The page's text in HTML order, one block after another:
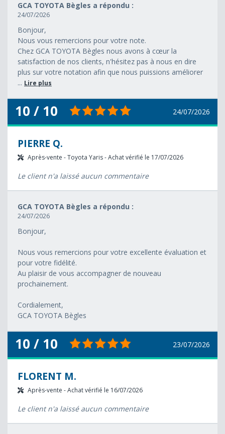
GCA TOYOTA Bègles a répondu :
24/07/2026
Bonjour,
Nous vous remercions pour votre note.
Chez GCA TOYOTA Bègles nous avons à cœur la
satisfaction de nos clients, n'hésitez pas à nous en dire
plus sur votre notation afin que nous puissions améliorer
... Lire plus
10 / 10 24/07/2026
PIERRE Q.
Après-vente - Toyota Yaris - Achat vérifié le 17/07/2026
Le client n'a laissé aucun commentaire
GCA TOYOTA Bègles a répondu :
24/07/2026
Bonjour,
Nous vous remercions pour votre excellente évaluation et
pour votre fidélité.
Au plaisir de vous accompagner de nouveau
prochainement.
Cordialement,
GCA TOYOTA Bègles
10 / 10 23/07/2026
FLORENT M.
Après-vente - Achat vérifié le 16/07/2026
Le client n'a laissé aucun commentaire